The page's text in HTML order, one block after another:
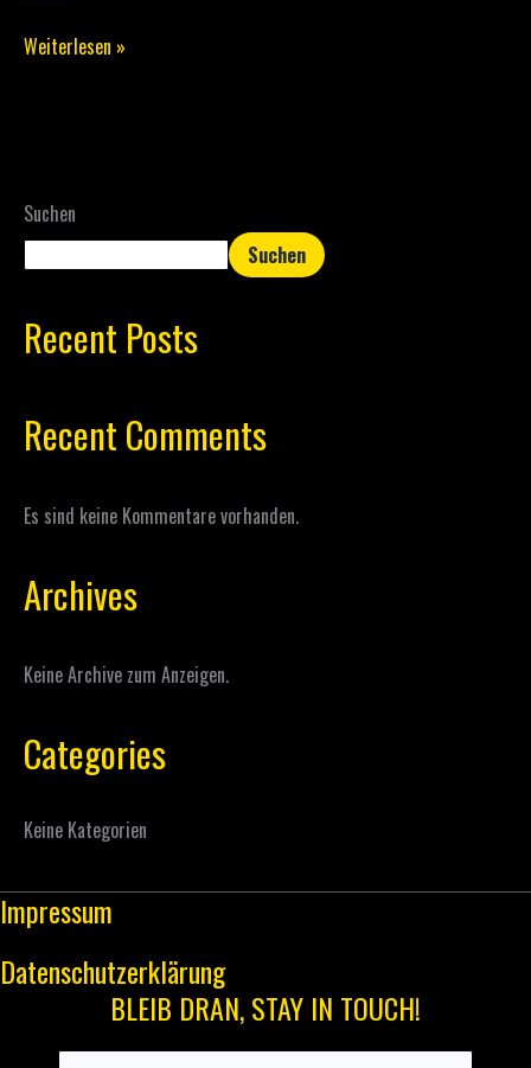
2025
Weiterlesen »
Suchen
Suchen
Recent Posts
Recent Comments
Es sind keine Kommentare vorhanden.
Archives
Keine Archive zum Anzeigen.
Categories
Keine Kategorien
Impressum
Datenschutzerklärung
BLEIB DRAN, STAY IN TOUCH!